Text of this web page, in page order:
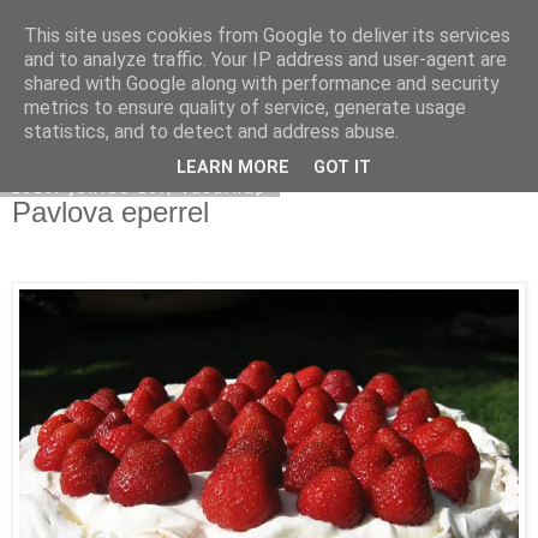
Moha Konyha
Pavlova eperrel
This site uses cookies from Google to deliver its services
and to analyze traffic. Your IP address and user-agent are
shared with Google along with performance and security
metrics to ensure quality of service, generate usage
statistics, and to detect and address abuse.
LEARN MORE GOT IT